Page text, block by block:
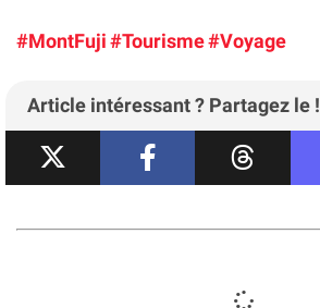
#MontFuji#Tourisme#Voyage
Article intéressant ? Partagez le !